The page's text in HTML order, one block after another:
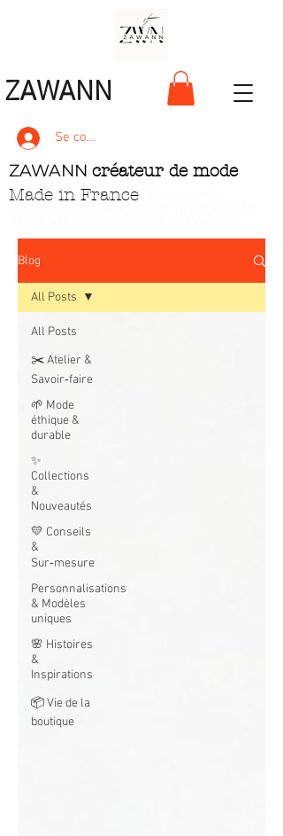
ZAWANN
Se connecter
ZAWANN créateur de mode
Made in France
Blog
All Posts
✂️ Atelier &
Savoir‑faire
🌱 Mode
éthique &
durable
✨
Collections
&
Nouveautés
💛 Conseils
&
Sur‑mesure
Personnalisations
& Modèles
uniques
🌸 Histoires
&
Inspirations
📦 Vie de la
boutique
All Posts